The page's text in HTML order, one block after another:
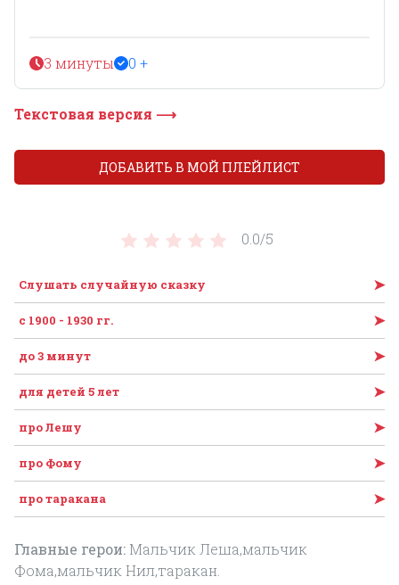
3 минуты 0 +
Текстовая версия ⟶
0.0/5
Слушать случайную сказку ➤
с 1900 - 1930 гг. ➤
до 3 минут ➤
для детей 5 лет ➤
про Лешу ➤
про Фому ➤
про таракана ➤
Главные герои:Мальчик Леша,мальчик
Фома,мальчик Нил,таракан.
ДОБАВИТЬ В МОЙ ПЛЕЙЛИСТ